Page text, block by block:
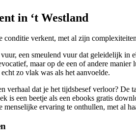
in ‘t Westland
conditie verkent, met al zijn
een smeulend vuur dat geleidelijk
maar op de een of andere
zo vlak was als het aanvoelde.
verhaal dat je het tijdsbesef verloor?
is een beetje als een ebooks gratis
menselijke ervaring te onthullen, met al